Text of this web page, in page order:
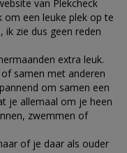
van Plekcheck
een leuke plek op te
ik zie dus geen reden
extra leuk.
samen met anderen
om samen een
je allemaal om je heen
zwemmen of
of je daar als ouder